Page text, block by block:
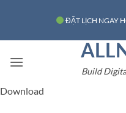
nội
ĐẶT LỊCH NGAY
Build
Download